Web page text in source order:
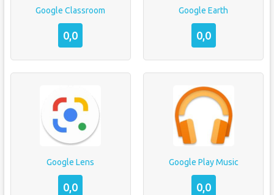
Google Classroom
0,0
Google Earth
0,0
Google Lens
0,0
Google Play Music
0,0